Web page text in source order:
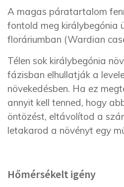
A magas páratartalom
fontold meg királybegónia
floráriumban (Wardian
Télen sok királybegónia
fázisban elhullatják a
növekedésben. Ha ez
annyit kell tenned, hogy
öntözést, eltávolítod a
letakarod a növényt egy
Hőmérsékelt igény